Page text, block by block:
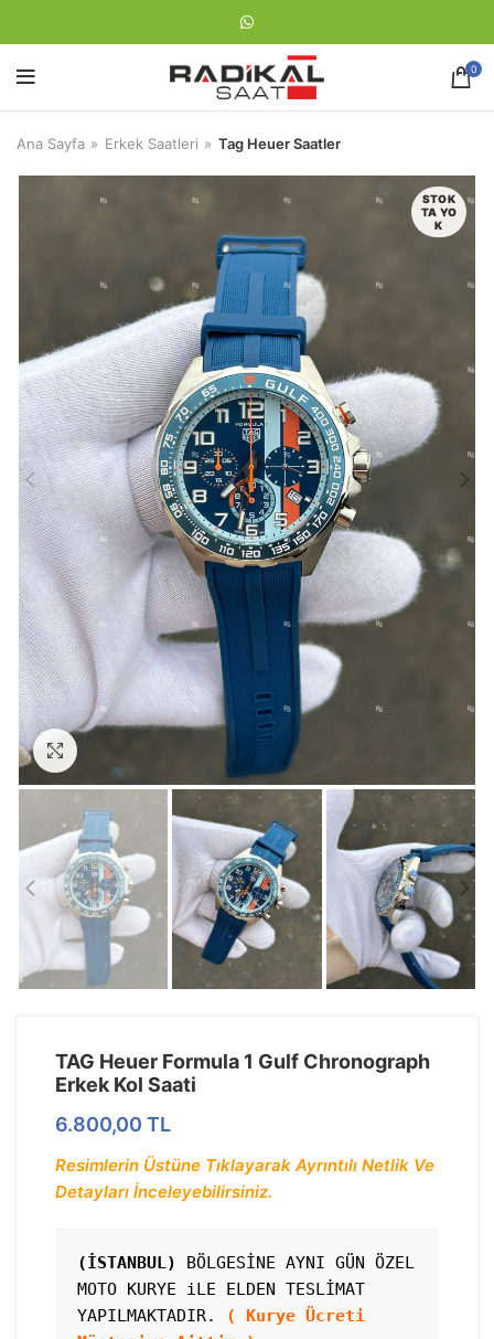
0
Ana Sayfa Erkek Saatleri Tag Heuer Saatler
STOK
TA YO
K
TAG Heuer Formula 1 Gulf Chronograph
Erkek Kol Saati
6.800,00 TL
Resimlerin Üstüne Tıklayarak Ayrıntılı Netlik Ve
Detayları İnceleyebilirsiniz.
(İSTANBUL)
BÖLGESİNE AYNI GÜN ÖZEL
MOTO KURYE iLE ELDEN TESLİMAT
YAPILMAKTADIR.
( Kurye Ücreti